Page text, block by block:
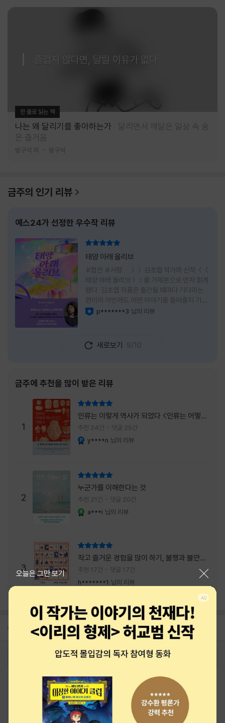
즐겁지 않다면, 달릴 이유가 없다
한 줄로 읽는 책
나는 왜 달리기를 좋아하는가
달리면서 깨달은 일상 속 숨
은 즐거움
방구석 저 방구석
금주의 인기 리뷰
예스24가 선정한 우수작 리뷰
태양 아래 올리브
#협찬 #서평 ＞＞ 김초엽 작가의 신작 ＜＜
태양 아래 올리브＞＞를 가제본으로 먼저 읽게
됐다. 김초엽 작품은 출간될 때마다 기다리는
편이라 이번에도 어떤 이야기를 들려줄지 기대
가 컸다. 스포일러 없이 읽는 것이 가장 재미있
그 선택이 정말 잘한 일이었다. 첫 장부터 평범
하지 않았다. 사라진 누군가에게 보내는 메일로
흔적을 따라 낯선 나라를 여행하게 된다는 설정
이 무더운 여름을 벗어나는 피서처럼 흥미롭기
만 하다. 처음에는 단순한 추적 이야기인 줄 알
았는데, 읽을수록 전혀 다른 방향으로 흘러간
다. '왜 이런 일이 벌어졌을까?', '이 사람이 정
말 믿어도
p*******3 님의 리뷰
새로보기 9/10
금주에 추천을 많이 받은 리뷰
1
인류는 이렇게 역사가 되었다 <인류는 어떻게
역사가 되었나>
추천 24건 댓글 25건
y****n 님의 리뷰
2
누군가를 이해한다는 것
추천 21건 댓글 20건
a***i 님의 리뷰
3
작고 즐거운 경험을 많이 하기, 불행과 불안을
회피하지 말기, 그리고 좋은 사람을 많이 만나
기.
추천 17건
댓글 17건
h*******1 님의 리뷰
공지 26년 NBCI 수상 안내
2026-08-01
오늘은 그만 보기
최근 본 상품 주문/배송
고객센터 1544-3800 티켓 1544-6399
중고샵 1566-4295
eBook 1:1문의/채팅상담
예스이십사(주) 사업자 정보
이용약관
개인정보처리방침 청소년보호정책